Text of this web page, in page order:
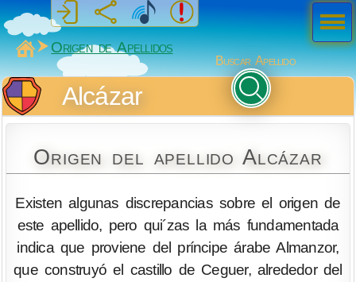
MiSabueso
Origen de Apellidos
Buscar Apellido
Alcázar
Origen del apellido Alcázar
Existen algunas discrepancias sobre el origen de
este apellido, pero qui´zas la más fundamentada
indica que proviene del príncipe árabe Almanzor,
que construyó el castillo de Ceguer, alrededor del
Men
ú